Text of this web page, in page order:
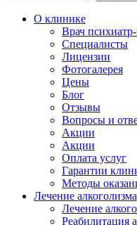
О клинике
Врач
Специалисты
Лицензии
Фотогалерея
Цены
Блог
Отзывы
Вопросы и
Акции
Акции
Оплата услуг
Гарантии
Методы
Лечение алкоголизма
Лечение
Реабилитация